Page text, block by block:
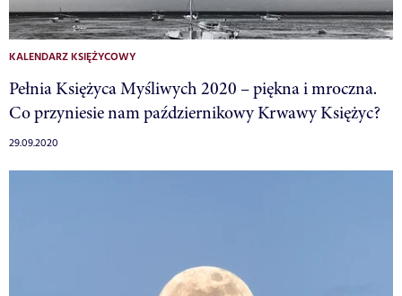
KALENDARZ KSIĘŻYCOWY
Pełnia Księżyca Myśliwych 2020 – piękna i mroczna.
Co przyniesie nam październikowy Krwawy Księżyc?
29.09.2020